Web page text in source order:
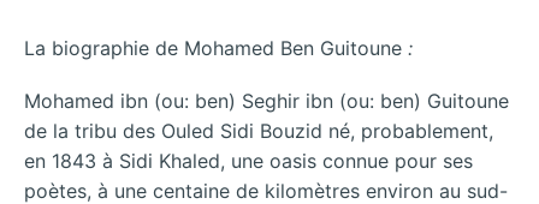
La biographie de Mohamed Ben Guitoune :
Mohamed ibn (ou: ben) Seghir ibn (ou: ben) Guitoune
de la tribu des Ouled Sidi Bouzid né, probablement,
en 1843 à Sidi Khaled, une oasis connue pour ses
poètes, à une centaine de kilomètres environ au sud-